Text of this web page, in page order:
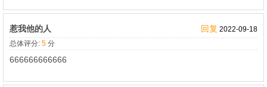
惹我他的人 回复 2022-09-18
总体评分: 5 分
666666666666